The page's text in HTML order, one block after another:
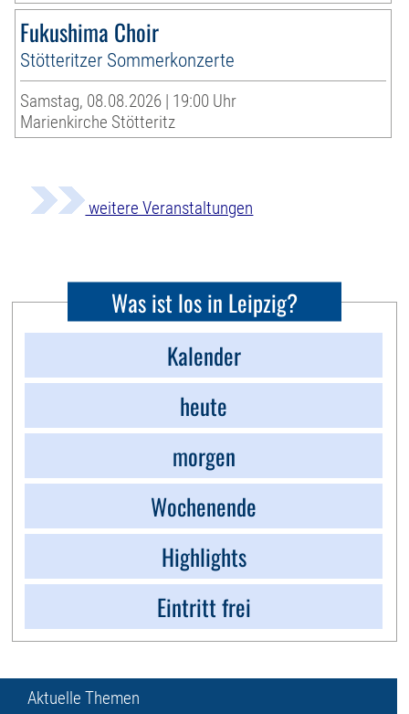
Fukushima Choir
Stötteritzer Sommerkonzerte
Samstag, 08.08.2026 | 19:00 Uhr
Marienkirche Stötteritz
weitere Veranstaltungen
Was ist los in Leipzig?
Kalender
heute
morgen
Wochenende
Highlights
Eintritt frei
Aktuelle Themen